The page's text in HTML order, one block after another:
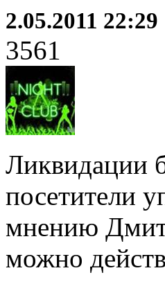
2.05.2011 22:29
3561
Ликвидации
посетители
мнению
можно